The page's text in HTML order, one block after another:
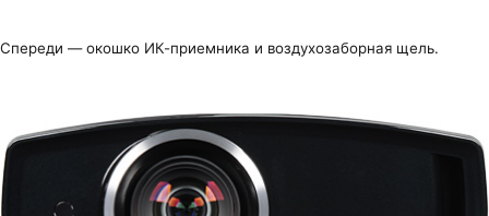
Спереди — окошко ИК-приемника и воздухозаборная щель.